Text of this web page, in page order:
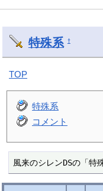
特殊系 †
TOP
特殊系
コメント
風来のシレンDSの「特